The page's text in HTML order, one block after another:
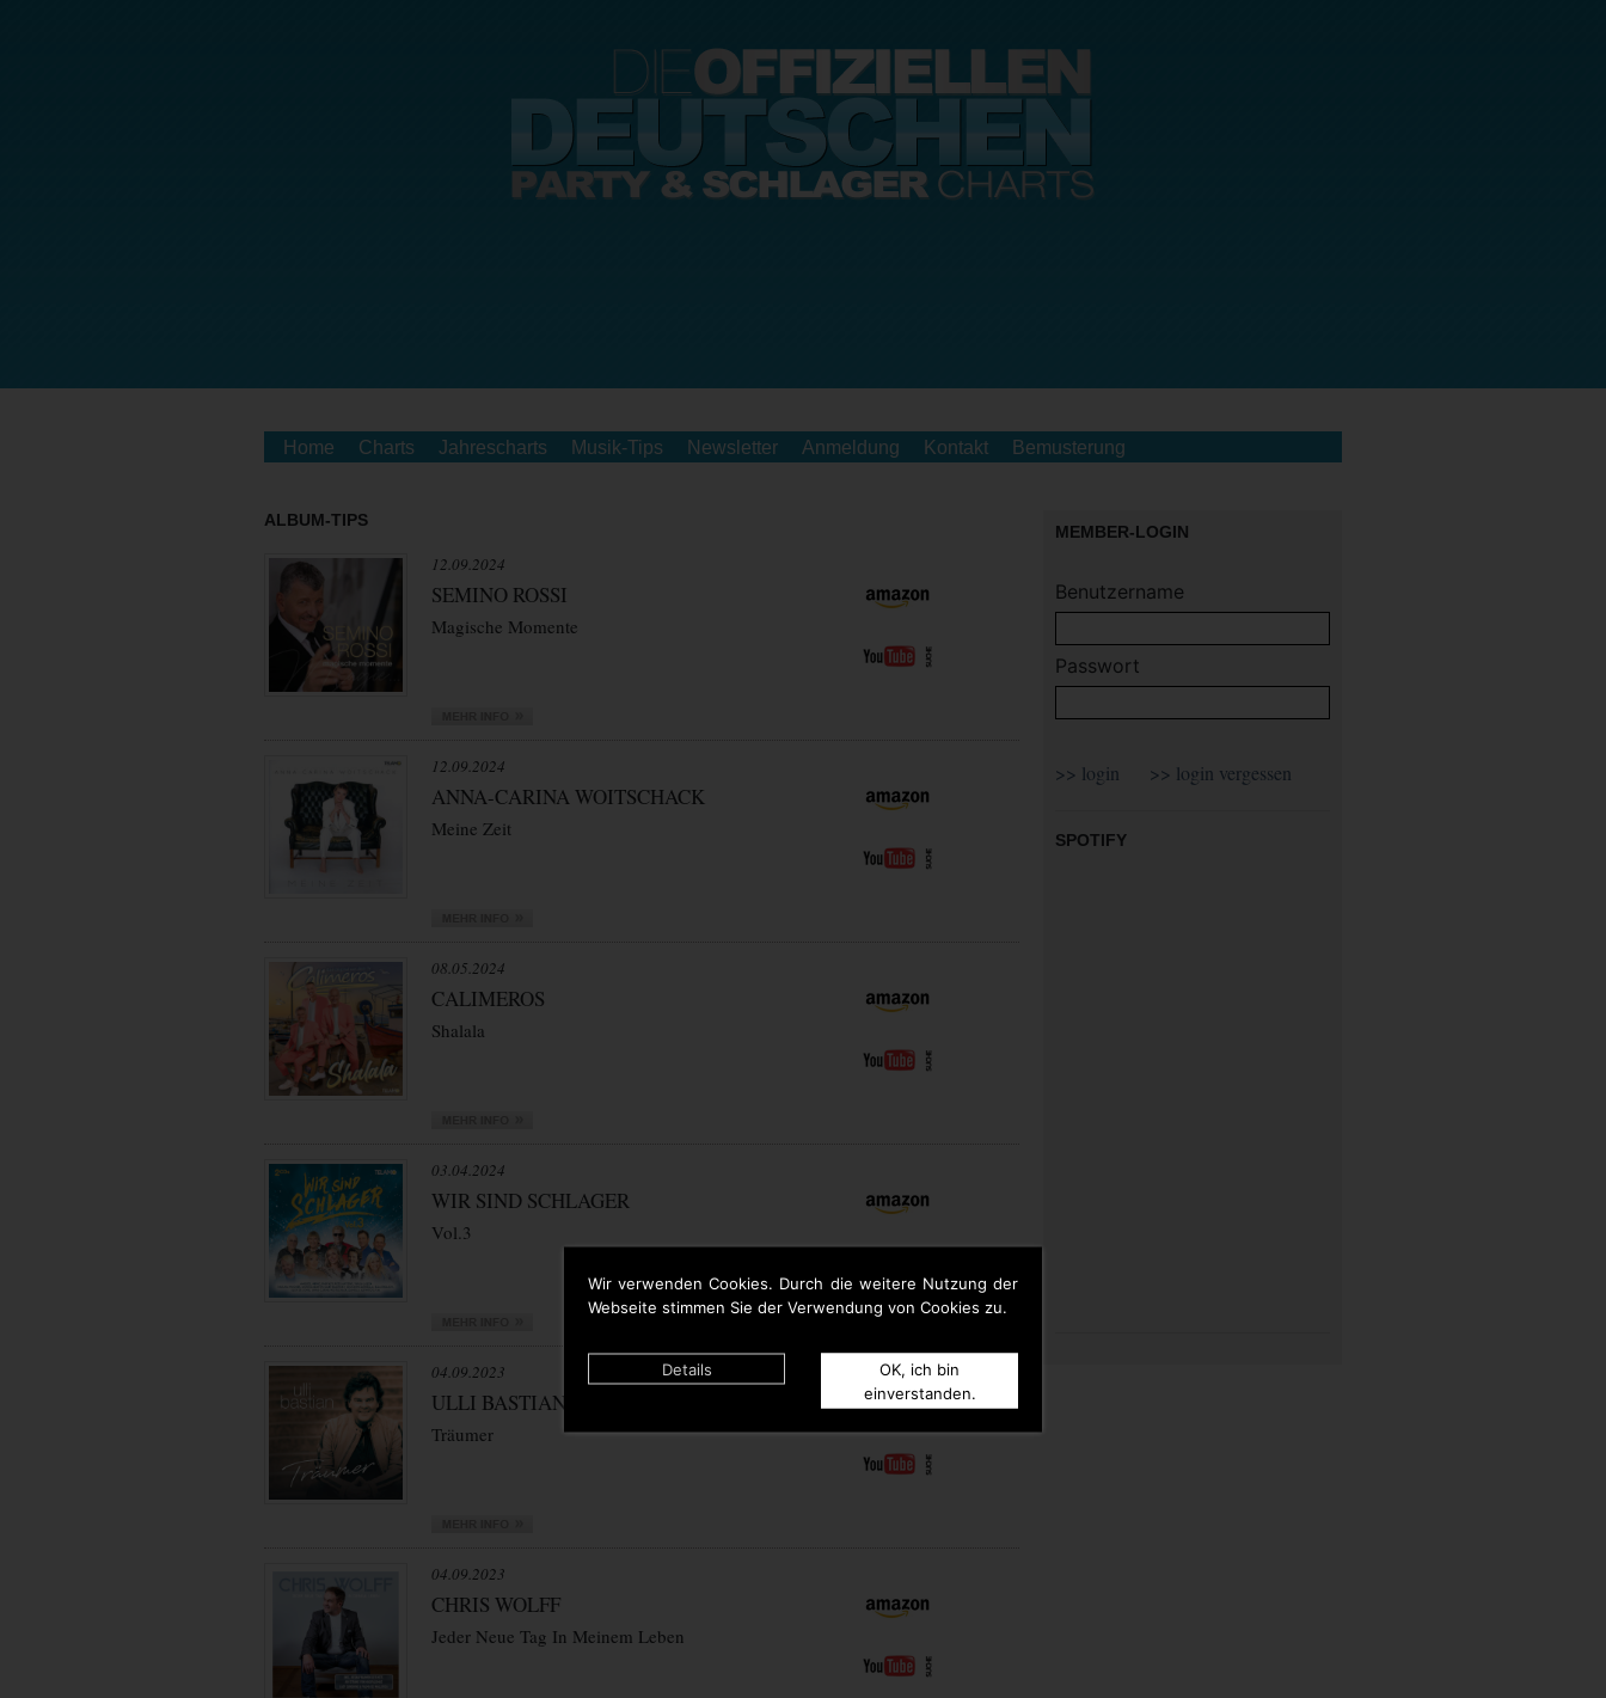
Wir verwenden Cookies. Durch die weitere Nutzung der
Webseite stimmen Sie der Verwendung von Cookies zu.
Details
OK, ich bin
einverstanden.
Home Charts Jahrescharts Musik-Tips Newsletter Anmeldung Kontakt Bemusterung
ALBUM-TIPS
12.09.2024
SEMINO ROSSI
Magische Momente
12.09.2024
ANNA-CARINA WOITSCHACK
Meine Zeit
08.05.2024
CALIMEROS
Shalala
03.04.2024
WIR SIND SCHLAGER
Vol.3
04.09.2023
ULLI BASTIAN
Träumer
04.09.2023
CHRIS WOLFF
Jeder Neue Tag In Meinem Leben
MEMBER-LOGIN
Benutzername
Passwort
SPOTIFY